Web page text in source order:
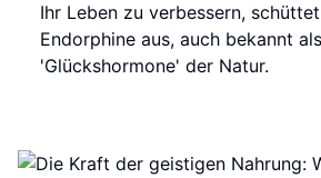
Ihr Leben zu verbessern,
Endorphine aus, auch bekannt
'Glückshormone' der Natur.